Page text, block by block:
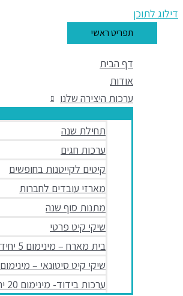
דילוג לתוכן
תפריט ראשי
דף הבית
אודות
ערכות היצירה שלנו
תחילת שנה
ערכות חגים
קיטים לקייטנות בחופשים
מארזי עובדים לחברות
מתנות סוף שנה
שיקי קיט פרטי
בית מארח – מינימום 5 יחידות
שיקי קיט סיטונאי – מינימום 20 יחידות
ערכות בידוד- מינימום 20 יחידות